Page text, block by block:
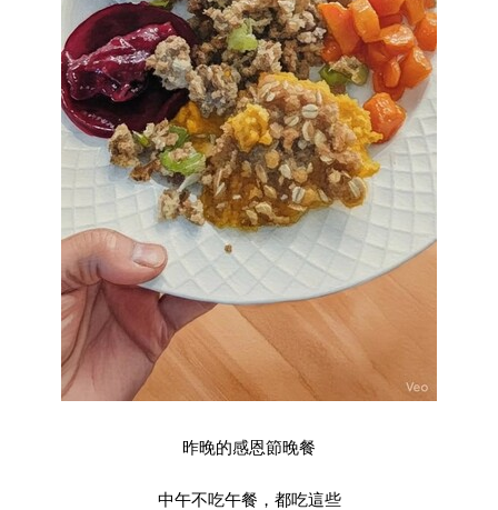
昨晚的感恩節晚餐
中午不吃午餐，都吃這些